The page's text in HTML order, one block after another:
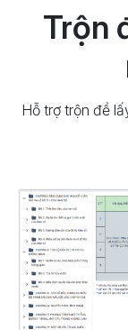
Trộn
Hỗ trợ trộn đề